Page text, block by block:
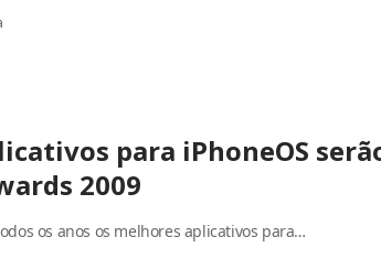
para iPhoneOS
2009
os anos os melhores aplicativos para…